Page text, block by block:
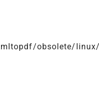
obsolete/